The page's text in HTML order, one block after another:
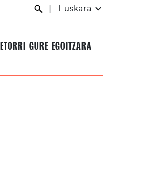
Euskara
ETORRI GURE EGOITZARA